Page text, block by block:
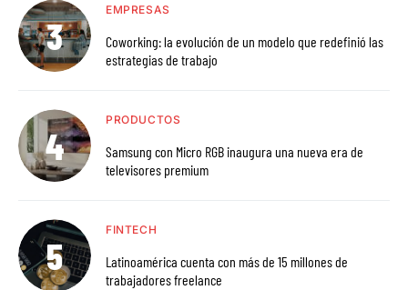
EMPRESAS
Coworking: la evolución de un modelo que redefinió las
estrategias de trabajo
PRODUCTOS
Samsung con Micro RGB inaugura una nueva era de
televisores premium
FINTECH
Latinoamérica cuenta con más de 15 millones de
trabajadores freelance